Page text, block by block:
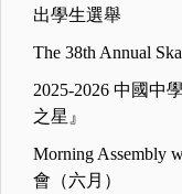
出學生選舉
The 38th Annual
2025-2026 中國中
之星』
Morning Assembly
會（六月）